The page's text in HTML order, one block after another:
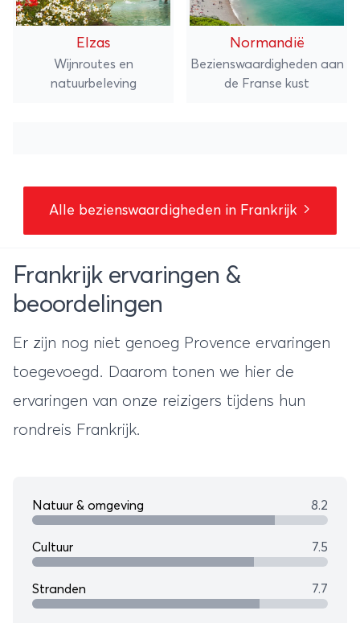
Elzas
Wijnroutes en
natuurbeleving
Normandië
Bezienswaardigheden aan
de Franse kust
Alle bezienswaardigheden in Frankrijk
Frankrijk ervaringen &
beoordelingen
Er zijn nog niet genoeg Provence ervaringen
toegevoegd. Daarom tonen we hier de
ervaringen van onze reizigers tijdens hun
rondreis Frankrijk.
Natuur & omgeving 8.2
Cultuur 7.5
Stranden 7.7